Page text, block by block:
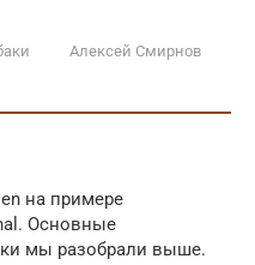
Алексей Смирнов
на примере
Основные
мы разобрали выше.